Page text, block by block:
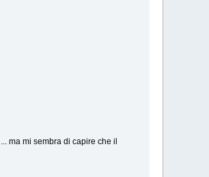
ma mi sembra di capire che il